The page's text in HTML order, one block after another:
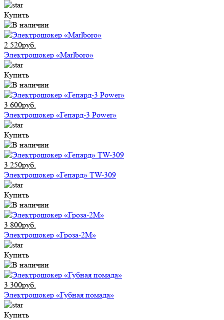
Купить
2 520руб.
Электрошокер «Marlboro»
Купить
3 600руб.
Электрошокер «Гепард-3 Power»
Купить
3 250руб.
Электрошокер «Гепард» TW-309
Купить
3 800руб.
Электрошокер «Гроза-2М»
Купить
3 300руб.
Электрошокер «Губная помада»
Купить